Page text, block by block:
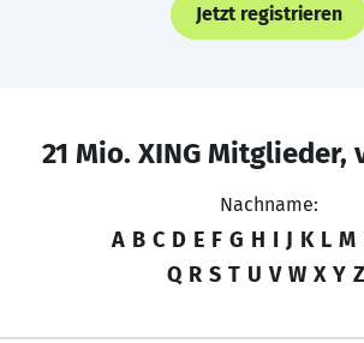
Jetzt registrieren
21 Mio. XING Mitglieder,
Nachname:
A B C D E F G H I J K L M
Q R S T U V W X Y Z